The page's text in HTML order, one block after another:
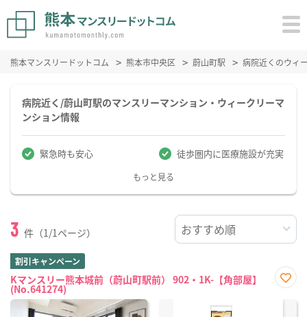
熊本マンスリードットコム 熊本市中央区 蔚山町駅 病院近くのウィ
病院近く/蔚山町駅のマンスリーマンション・ウィークリーマ
ンション情報
緊急時も安心 徒歩圏内に医療施設が充実
もっと見る
3 件（1/1ページ）
割引キャンペーン
Kマンスリー熊本城前（蔚山町駅前） 902・1K-【角部屋】
(No.641274)
に入